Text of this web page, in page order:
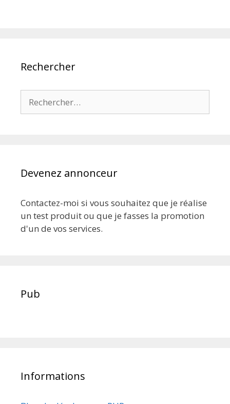
Rechercher
Devenez annonceur
Contactez-moi si vous souhaitez que je réalise
un test produit ou que je fasses la promotion
d'un de vos services.
Pub
Informations